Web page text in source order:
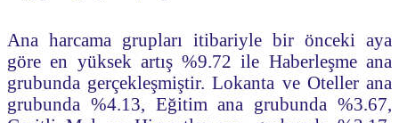
Ana harcama grupları itibariyle bir önceki aya
göre en yüksek artış %9.72 ile Haberleşme ana
grubunda gerçekleşmiştir. Lokanta ve Oteller ana
grubunda %4.13, Eğitim ana grubunda %3.67,